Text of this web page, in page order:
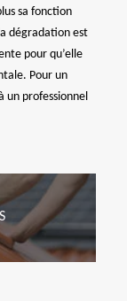
sa fonction
dégradation est
pour qu’elle
Pour un
professionnel